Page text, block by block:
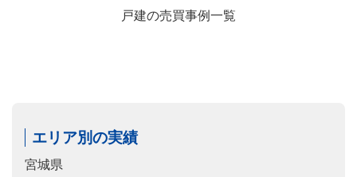
戸建の売買事例一覧
エリア別の実績
宮城県